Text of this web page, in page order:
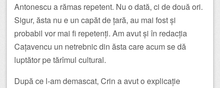
Antonescu a rămas repetent. Nu o dată, ci de două ori.
Sigur, ăsta nu e un capăt de țară, au mai fost și
probabil vor mai fi repetenți. Am avut și în redacția
Cațavencu un netrebnic din ăsta care acum se dă
luptător pe tărîmul cultural.
După ce l-am demascat, Crin a avut o explicație